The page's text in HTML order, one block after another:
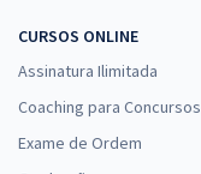
CURSOS ONLINE
Assinatura Ilimitada
Coaching para Concursos
Exame de Ordem